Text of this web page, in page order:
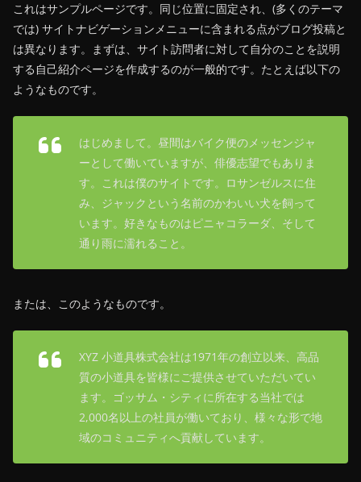
これはサンプルページです。同じ位置に固定され、(多くのテーマ
では) サイトナビゲーションメニューに含まれる点がブログ投稿と
は異なります。まずは、サイト訪問者に対して自分のことを説明
する自己紹介ページを作成するのが一般的です。たとえば以下の
ようなものです。
はじめまして。昼間はバイク便のメッセンジャ
ーとして働いていますが、俳優志望でもありま
す。これは僕のサイトです。ロサンゼルスに住
み、ジャックという名前のかわいい犬を飼って
います。好きなものはピニャコラーダ、そして
通り雨に濡れること。
または、このようなものです。
XYZ 小道具株式会社は1971年の創立以来、高品
質の小道具を皆様にご提供させていただいてい
ます。ゴッサム・シティに所在する当社では
2,000名以上の社員が働いており、様々な形で地
域のコミュニティへ貢献しています。